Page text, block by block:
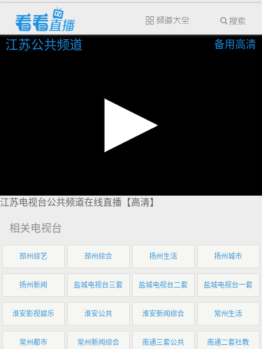
江苏公共频道 备用高清
江苏电视台公共频道在线直播【高清】
相关电视台
邳州综艺 邳州综合 扬州生活 扬州城市
扬州新闻 盐城电视台三套 盐城电视台二套 盐城电视台一套
淮安影视娱乐 淮安公共 淮安新闻综合 常州生活
常州都市 常州新闻综合 南通三套公共 南通二套社教